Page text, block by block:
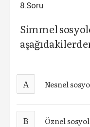
8.Soru
Simmel
A Nesnel
B Öznel